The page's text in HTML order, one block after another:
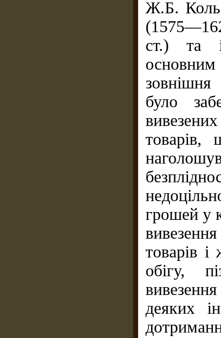
Ж.Б.
ст.) та
основним
зовнішня
було
грошей у
товарів і
обігу,
деяких